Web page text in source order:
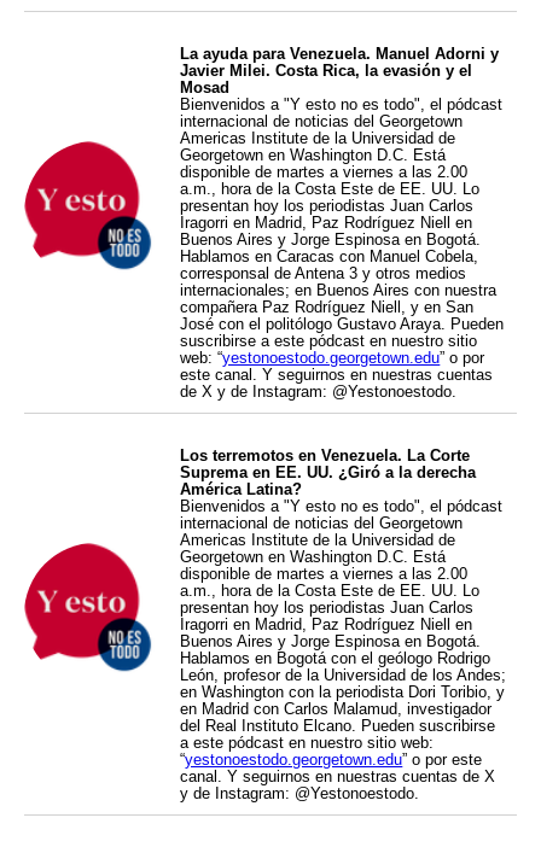
La ayuda para Venezuela. Manuel Adorni y
Javier Milei. Costa Rica, la evasión y el
Mosad
Bienvenidos a "Y esto no es todo", el pódcast
internacional de noticias del Georgetown
Americas Institute de la Universidad de
Georgetown en Washington D.C. Está
disponible de martes a viernes a las 2.00
a.m., hora de la Costa Este de EE. UU. Lo
presentan hoy los periodistas Juan Carlos
Iragorri en Madrid, Paz Rodríguez Niell en
Buenos Aires y Jorge Espinosa en Bogotá.
Hablamos en Caracas con Manuel Cobela,
corresponsal de Antena 3 y otros medios
internacionales; en Buenos Aires con nuestra
compañera Paz Rodríguez Niell, y en San
José con el politólogo Gustavo Araya. Pueden
suscribirse a este pódcast en nuestro sitio
web: “yestonoestodo.georgetown.edu” o por
este canal. Y seguirnos en nuestras cuentas
de X y de Instagram: @Yestonoestodo.
Los terremotos en Venezuela. La Corte
Suprema en EE. UU. ¿Giró a la derecha
América Latina?
Bienvenidos a "Y esto no es todo", el pódcast
internacional de noticias del Georgetown
Americas Institute de la Universidad de
Georgetown en Washington D.C. Está
disponible de martes a viernes a las 2.00
a.m., hora de la Costa Este de EE. UU. Lo
presentan hoy los periodistas Juan Carlos
Iragorri en Madrid, Paz Rodríguez Niell en
Buenos Aires y Jorge Espinosa en Bogotá.
Hablamos en Bogotá con el geólogo Rodrigo
León, profesor de la Universidad de los Andes;
en Washington con la periodista Dori Toribio, y
en Madrid con Carlos Malamud, investigador
del Real Instituto Elcano. Pueden suscribirse
a este pódcast en nuestro sitio web:
“yestonoestodo.georgetown.edu” o por este
canal. Y seguirnos en nuestras cuentas de X
y de Instagram: @Yestonoestodo.